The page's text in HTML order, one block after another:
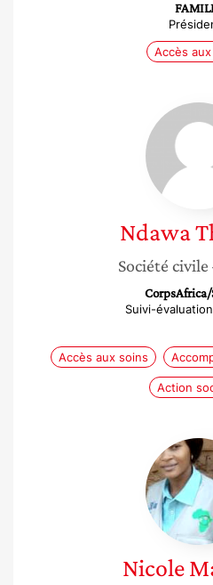
Accès
Ndawa
Société civile
CorpsAfrica/
Suivi-
Accès aux soins
Action
Nicole